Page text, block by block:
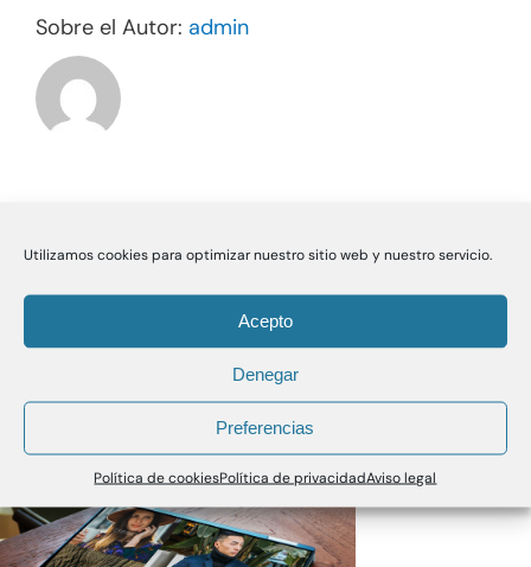
Utilizamos cookies para optimizar nuestro sitio web y nuestro servicio.
Acepto
Denegar
Preferencias
Política de cookiesPolítica de privacidadAviso legal
Sobre el Autor: admin